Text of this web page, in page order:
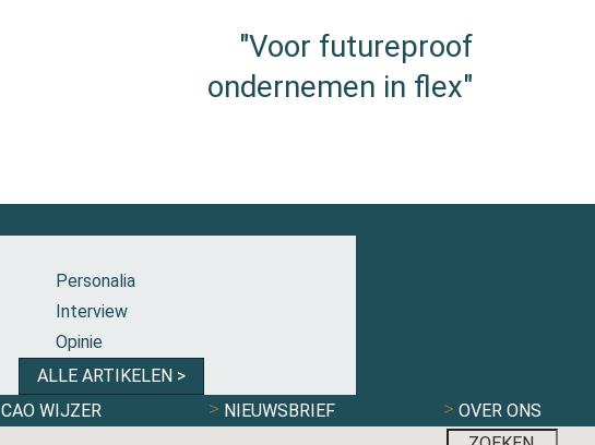
"Voor futureproof
ondernemen in flex"
Personalia
Interview
Opinie
ALLE ARTIKELEN >
CAO WIJZER NIEUWSBRIEF OVER ONS